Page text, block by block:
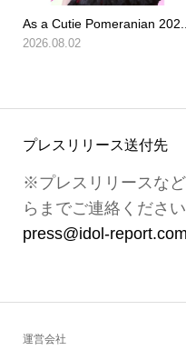
As a Cutie Pomeranian
2026.08.02
プレスリリース送付先
※プレスリリースな
らまでご連絡ください
press@idol-report.com
運営会社